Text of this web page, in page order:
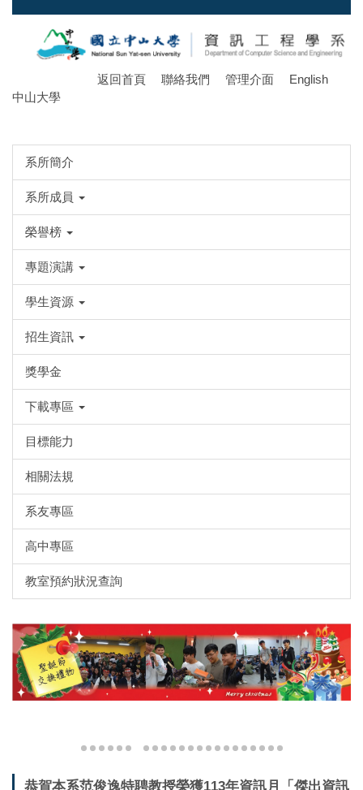
跳
容
返回首頁 聯絡我們 管理介面 English
中山大學
系所簡介
系所成員
榮譽榜
專題演講
學生資源
招生資訊
獎學金
下載專區
目標能力
相關法規
系友專區
高中專區
教室預約狀況查詢
恭賀本系范俊逸特聘教授榮獲113年資訊月「傑出資訊